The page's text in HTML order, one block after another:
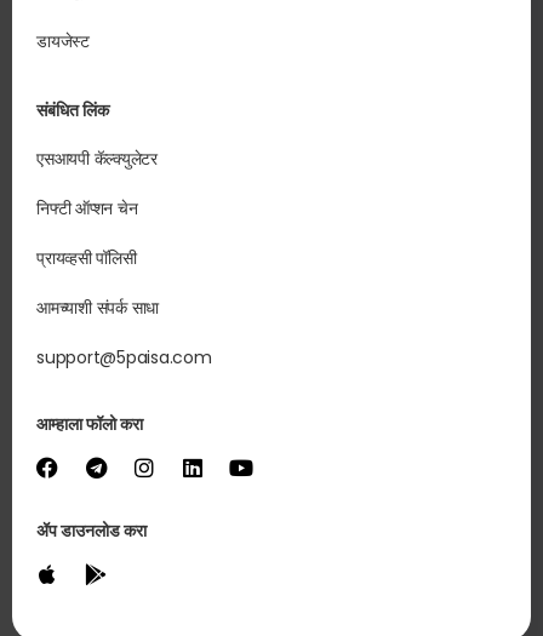
डायजेस्ट
संबंधित लिंक
एसआयपी कॅल्क्युलेटर
निफ्टी ऑप्शन चेन
प्रायव्हसी पॉलिसी
आमच्याशी संपर्क साधा
support@5paisa.com
आम्हाला फॉलो करा
ॲप डाउनलोड करा